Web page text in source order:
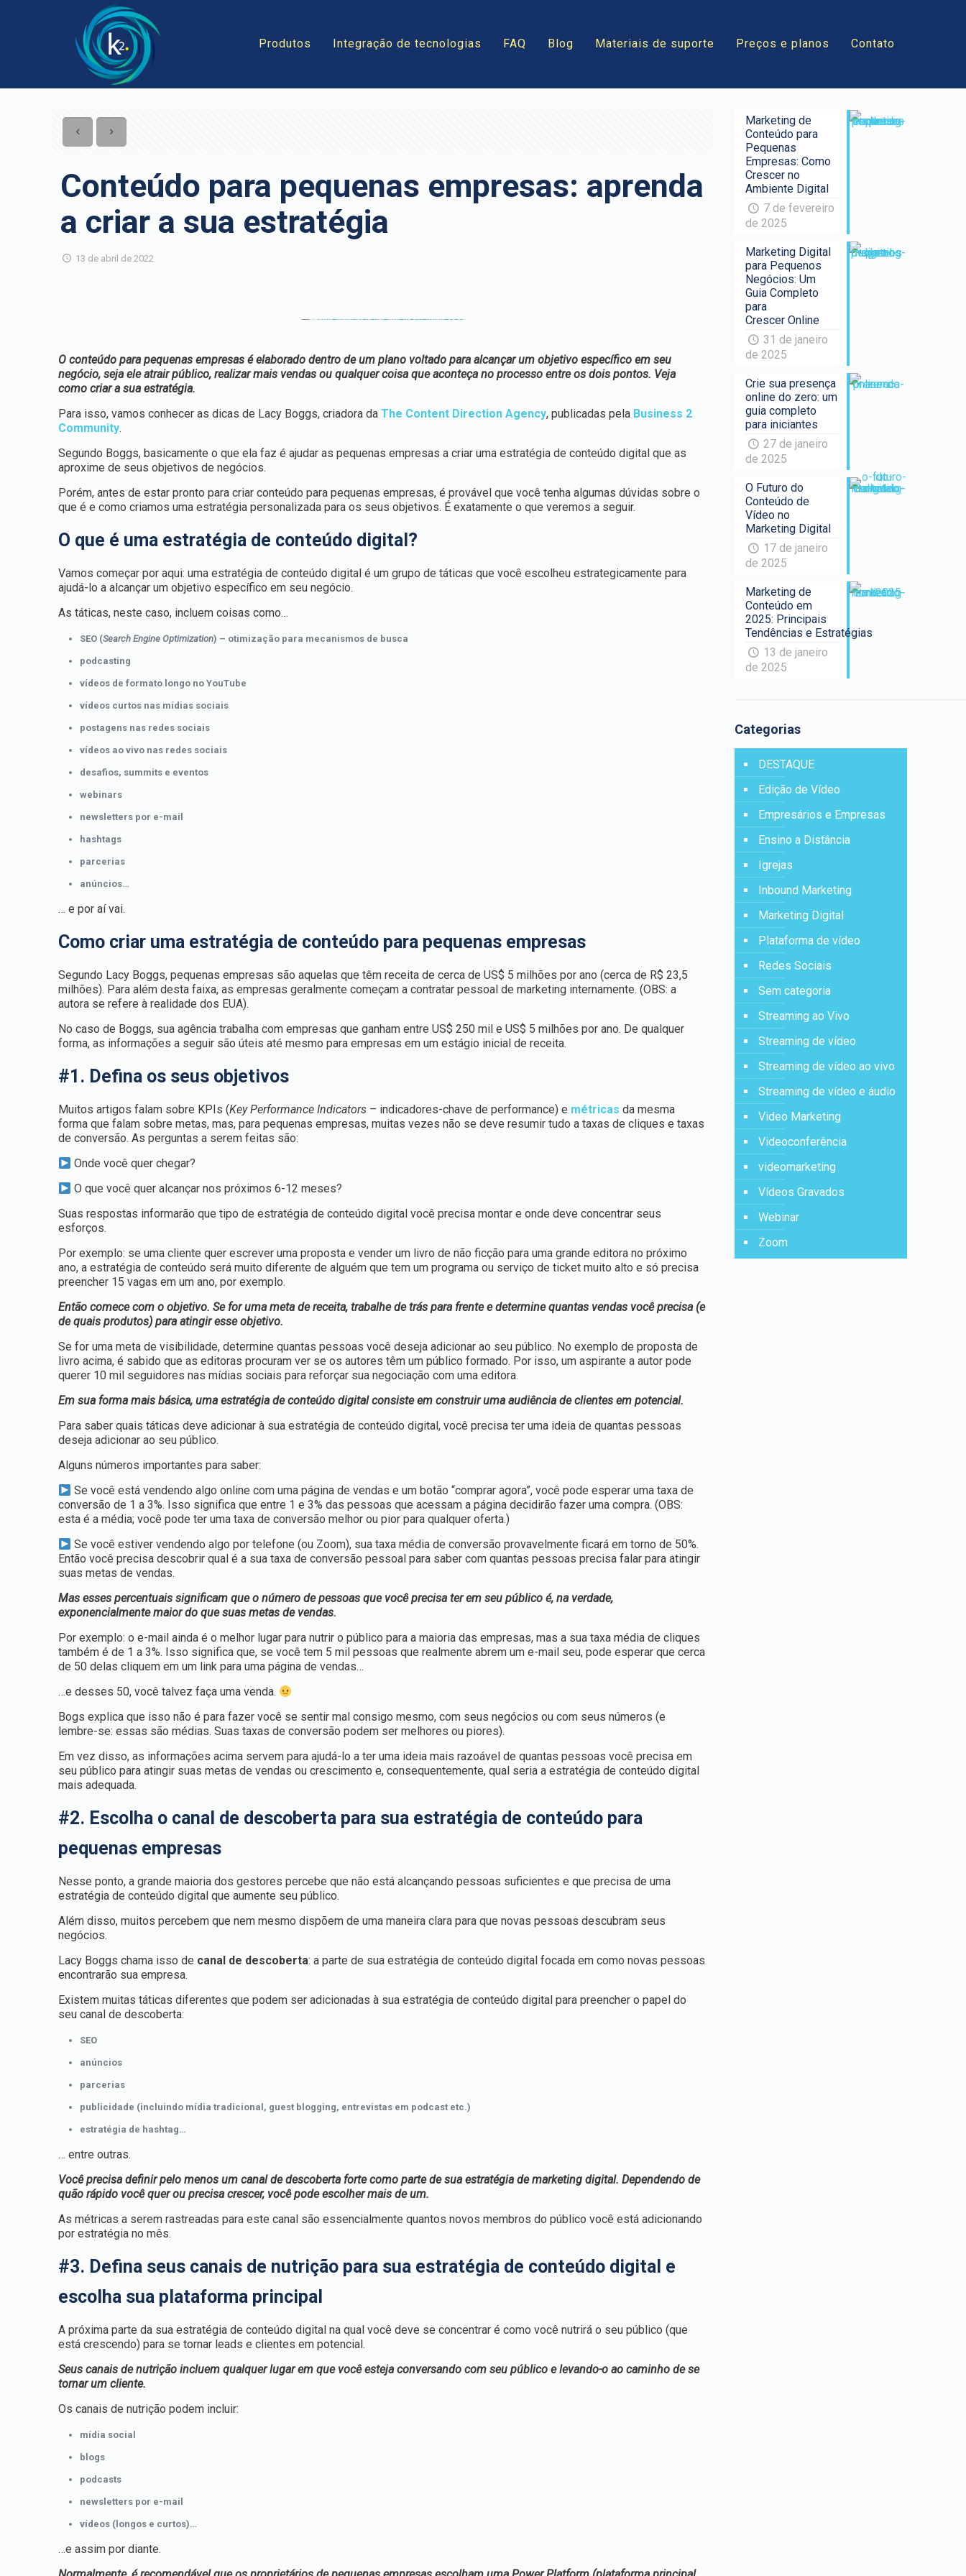
Produtos Integração de tecnologias FAQ Blog Materiais de suporte Preços e planos Contato
Conteúdo para pequenas empresas: aprenda
a criar a sua estratégia
13 de abril de 2022
O conteúdo para pequenas empresas é elaborado dentro de um plano voltado para alcançar um objetivo específico em seu
negócio, seja ele atrair público, realizar mais vendas ou qualquer coisa que aconteça no processo entre os dois pontos. Veja
como criar a sua estratégia.
Para isso, vamos conhecer as dicas de Lacy Boggs, criadora daThe Content Direction Agency, publicadas pela Business 2
Community.
Segundo Boggs, basicamente o que ela faz é ajudar as pequenas empresas a criar uma estratégia de conteúdo digital que as
aproxime de seus objetivos de negócios.
Porém, antes de estar pronto para criar conteúdo para pequenas empresas, é provável que você tenha algumas dúvidas sobre o
que é e como criamos uma estratégia personalizada para os seus objetivos. É exatamente o que veremos a seguir.
O que é uma estratégia de conteúdo digital?
Vamos começar por aqui: uma estratégia de conteúdo digital é um grupo de táticas que você escolheu estrategicamente para
ajudá-lo a alcançar um objetivo específico em seu negócio.
As táticas, neste caso, incluem coisas como…
SEO (Search Engine Optimization) – otimização para mecanismos de busca
podcasting
vídeos de formato longo no YouTube
vídeos curtos nas mídias sociais
postagens nas redes sociais
vídeos ao vivo nas redes sociais
desafios, summits e eventos
webinars
newsletters por e-mail
hashtags
parcerias
anúncios…
… e por aí vai.
Como criar uma estratégia de conteúdo para pequenas empresas
Segundo Lacy Boggs, pequenas empresas são aquelas que têm receita de cerca de US$ 5 milhões por ano (cerca de R$ 23,5
milhões). Para além desta faixa, as empresas geralmente começam a contratar pessoal de marketing internamente. (OBS: a
autora se refere à realidade dos EUA).
No caso de Boggs, sua agência trabalha com empresas que ganham entre US$ 250 mil e US$ 5 milhões por ano. De qualquer
forma, as informações a seguir são úteis até mesmo para empresas em um estágio inicial de receita.
#1. Defina os seus objetivos
Muitos artigos falam sobre KPIs (Key Performance Indicators – indicadores-chave de performance) e métricas da mesma
forma que falam sobre metas, mas, para pequenas empresas, muitas vezes não se deve resumir tudo a taxas de cliques e taxas
de conversão. As perguntas a serem feitas são:
Onde você quer chegar?
O que você quer alcançar nos próximos 6-12 meses?
Suas respostas informarão que tipo de estratégia de conteúdo digital você precisa montar e onde deve concentrar seus
esforços.
Por exemplo: se uma cliente quer escrever uma proposta e vender um livro de não ficção para uma grande editora no próximo
ano, a estratégia de conteúdo será muito diferente de alguém que tem um programa ou serviço de ticket muito alto e só precisa
preencher 15 vagas em um ano, por exemplo.
Então comece com o objetivo. Se for uma meta de receita, trabalhe de trás para frente e determine quantas vendas você precisa (e
de quais produtos) para atingir esse objetivo.
Se for uma meta de visibilidade, determine quantas pessoas você deseja adicionar ao seu público. No exemplo de proposta de
livro acima, é sabido que as editoras procuram ver se os autores têm um público formado. Por isso, um aspirante a autor pode
querer 10 mil seguidores nas mídias sociais para reforçar sua negociação com uma editora.
Em sua forma mais básica, uma estratégia de conteúdo digital consiste em construir uma audiência de clientes em potencial.
Para saber quais táticas deve adicionar à sua estratégia de conteúdo digital, você precisa ter uma ideia de quantas pessoas
deseja adicionar ao seu público.
Alguns números importantes para saber:
Se você está vendendo algo online com uma página de vendas e um botão “comprar agora”, você pode esperar uma taxa de
conversão de 1 a 3%. Isso significa que entre 1 e 3% das pessoas que acessam a página decidirão fazer uma compra. (OBS:
esta é a média; você pode ter uma taxa de conversão melhor ou pior para qualquer oferta.)
Se você estiver vendendo algo por telefone (ou Zoom), sua taxa média de conversão provavelmente ficará em torno de 50%.
Então você precisa descobrir qual é a sua taxa de conversão pessoal para saber com quantas pessoas precisa falar para atingir
suas metas de vendas.
Mas esses percentuais significam que o número de pessoas que você precisa ter em seu público é, na verdade,
exponencialmente maior do que suas metas de vendas.
Por exemplo: o e-mail ainda é o melhor lugar para nutrir o público para a maioria das empresas, mas a sua taxa média de cliques
também é de 1 a 3%. Isso significa que, se você tem 5 mil pessoas que realmente abrem um e-mail seu, pode esperar que cerca
de 50 delas cliquem em um link para uma página de vendas…
…e desses 50, você talvez faça uma venda.
Bogs explica que isso não é para fazer você se sentir mal consigo mesmo, com seus negócios ou com seus números (e
lembre-se: essas são médias. Suas taxas de conversão podem ser melhores ou piores).
Em vez disso, as informações acima servem para ajudá-lo a ter uma ideia mais razoável de quantas pessoas você precisa em
seu público para atingir suas metas de vendas ou crescimento e, consequentemente, qual seria a estratégia de conteúdo digital
mais adequada.
#2. Escolha o canal de descoberta para sua estratégia de conteúdo para
pequenas empresas
Nesse ponto, a grande maioria dos gestores percebe que não está alcançando pessoas suficientes e que precisa de uma
estratégia de conteúdo digital que aumente seu público.
Além disso, muitos percebem que nem mesmo dispõem de uma maneira clara para que novas pessoas descubram seus
negócios.
Lacy Boggs chama isso de canal de descoberta: a parte de sua estratégia de conteúdo digital focada em como novas pessoas
encontrarão sua empresa.
Existem muitas táticas diferentes que podem ser adicionadas à sua estratégia de conteúdo digital para preencher o papel do
seu canal de descoberta:
SEO
anúncios
parcerias
publicidade (incluindo mídia tradicional, guest blogging, entrevistas em podcast etc.)
estratégia de hashtag…
… entre outras.
Você precisa definir pelo menos um canal de descoberta forte como parte de sua estratégia de marketing digital. Dependendo de
quão rápido você quer ou precisa crescer, você pode escolher mais de um.
As métricas a serem rastreadas para este canal são essencialmente quantos novos membros do público você está adicionando
por estratégia no mês.
#3. Defina seus canais de nutrição para sua estratégia de conteúdo digital e
escolha sua plataforma principal
A próxima parte da sua estratégia de conteúdo digital na qual você deve se concentrar é como você nutrirá o seu público (que
está crescendo) para se tornar leads e clientes em potencial.
Seus canais de nutrição incluem qualquer lugar em que você esteja conversando com seu público e levando-o ao caminho de se
tornar um cliente.
Os canais de nutrição podem incluir:
mídia social
blogs
podcasts
newsletters por e-mail
vídeos (longos e curtos)…
…e assim por diante.
Marketing de
Conteúdo para
Pequenas
Empresas: Como
Crescer no
Ambiente Digital
7 de fevereiro
de 2025
Marketing Digital
para Pequenos
Negócios: Um
Guia Completo
para
Crescer Online
31 de janeiro
de 2025
Crie sua presença
online do zero: um
guia completo
para iniciantes
27 de janeiro
de 2025
O Futuro do
Conteúdo de
Vídeo no
Marketing Digital
17 de janeiro
de 2025
Marketing de
Conteúdo em
2025: Principais
Tendências e Estratégias
13 de janeiro
de 2025
Categorias
DESTAQUE
Edição de Vídeo
Empresários e Empresas
Ensino a Distância
Igrejas
Inbound Marketing
Marketing Digital
Plataforma de vídeo
Redes Sociais
Sem categoria
Streaming ao Vivo
Streaming de vídeo
Streaming de vídeo ao vivo
Streaming de vídeo e áudio
Video Marketing
Videoconferência
videomarketing
Vídeos Gravados
Webinar
Zoom